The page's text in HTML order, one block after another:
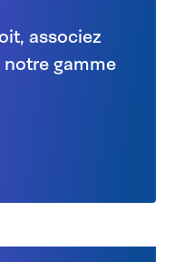
associez
gamme